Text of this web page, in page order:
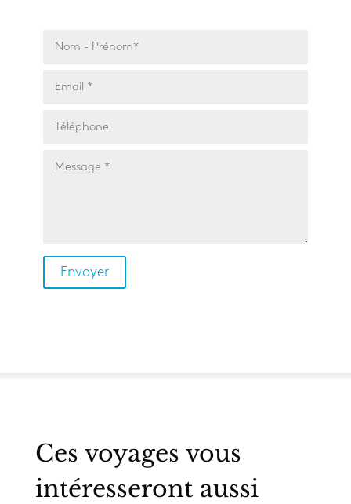
Ces voyages vous
intéresseront aussi